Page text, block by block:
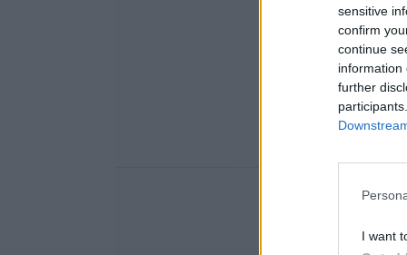
sensitive
confirm
continue
information
further
I want